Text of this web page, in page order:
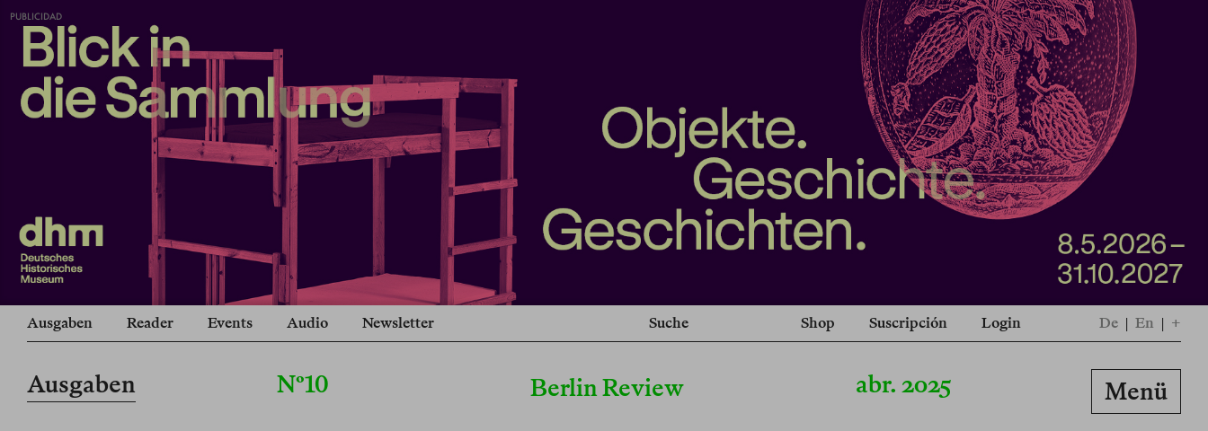
PUBLICIDAD
Ausgaben Reader Events Audio Newsletter Suche Shop Suscripción Login De | En | +
Ausgaben Nº10 Berlin Review abr. 2025 Menü